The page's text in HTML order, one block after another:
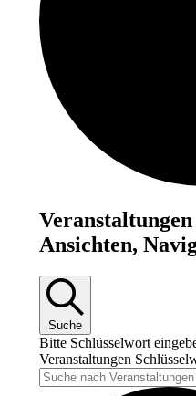
Veranstaltungen
für
8.
Juni
2026
Veranstaltungen
Ansichten,
Suche
Bitte Schlüsselwort
Veranstaltungen